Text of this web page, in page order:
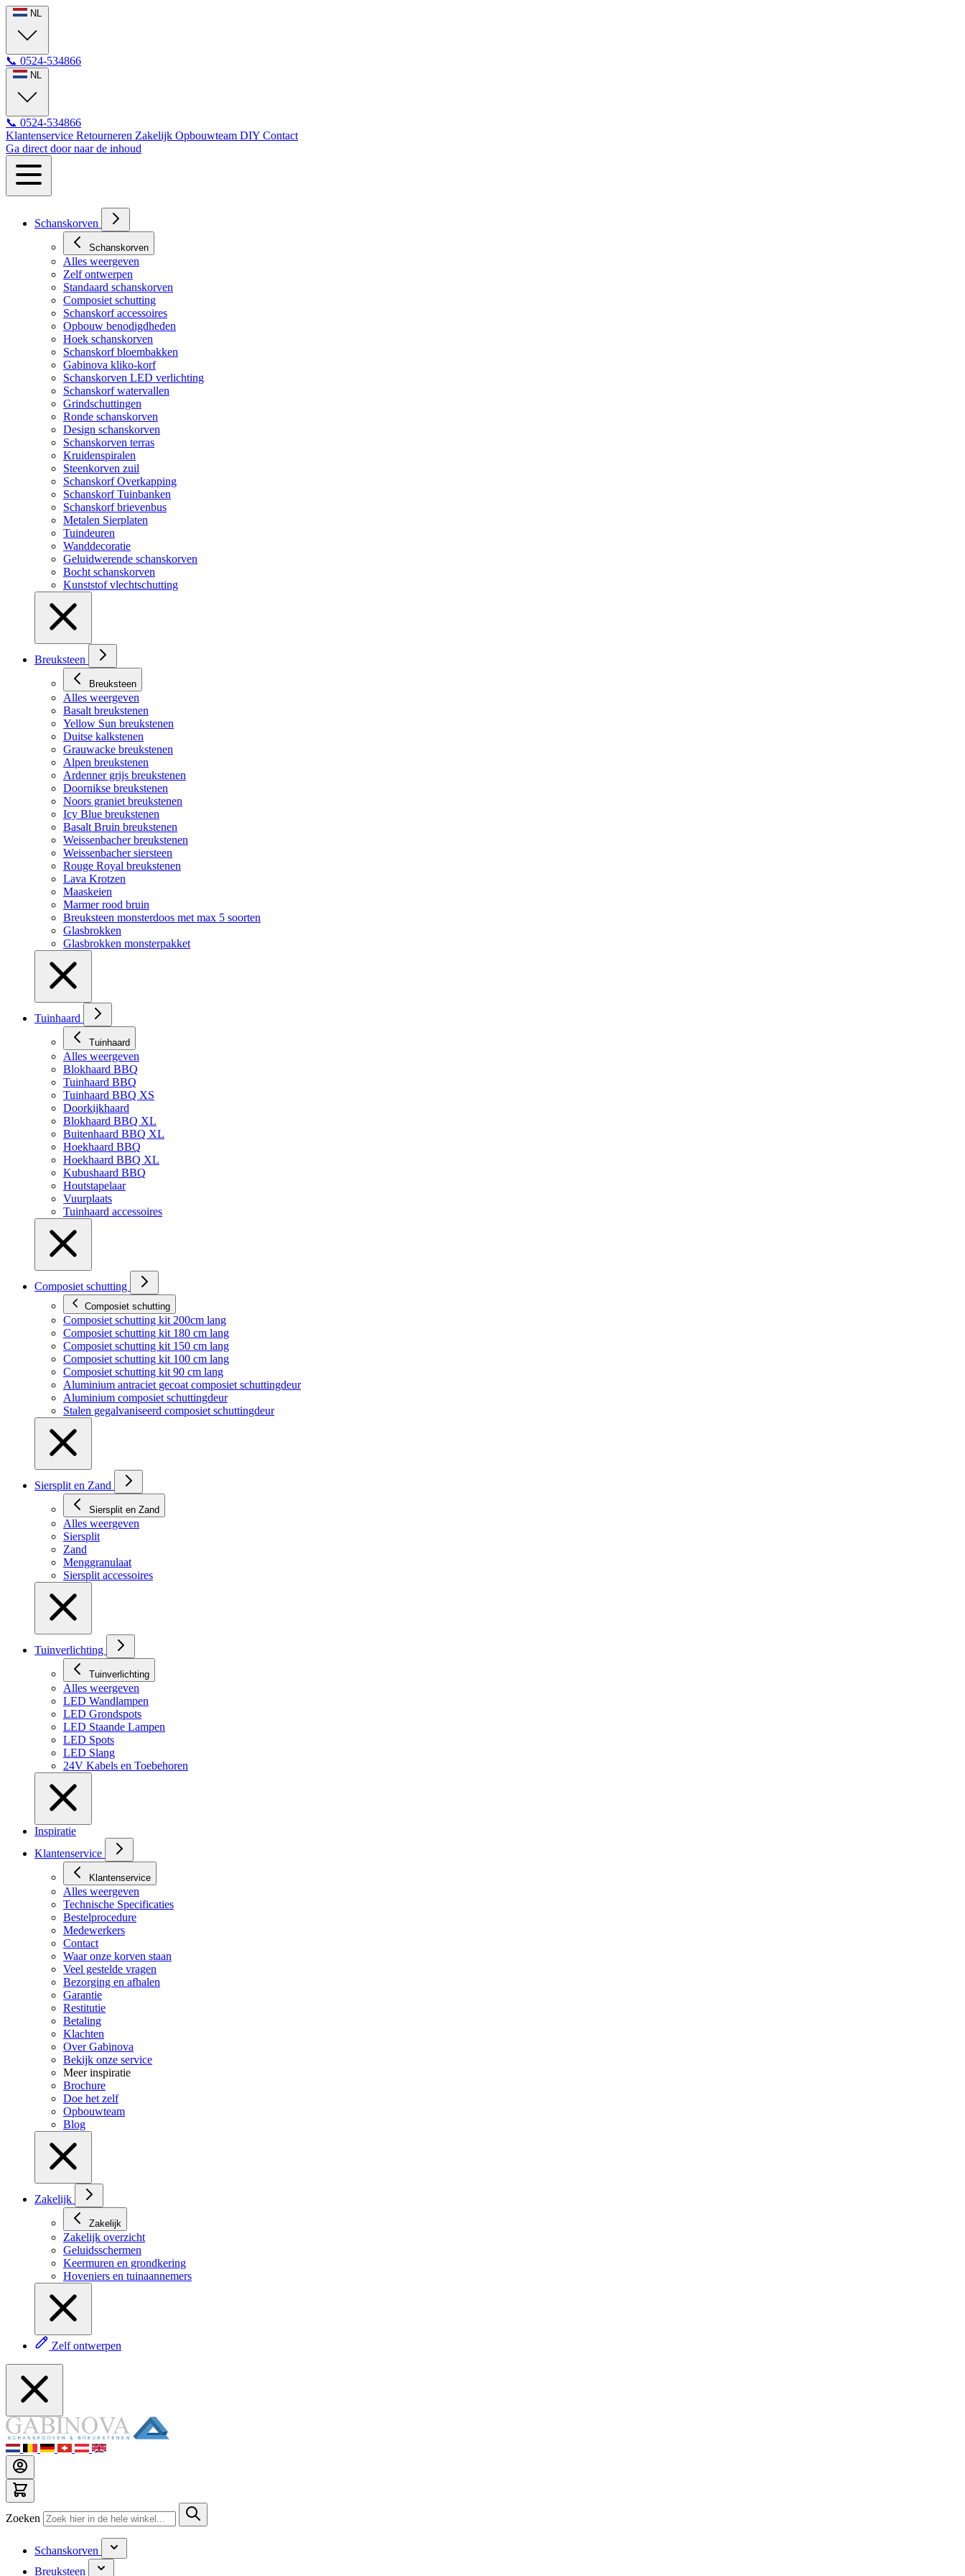
NL
📞 0524-534866
NL
📞 0524-534866
Klantenservice Retourneren Zakelijk Opbouwteam DIY Contact
Ga direct door naar de inhoud
Schanskorven
Schanskorven
Alles weergeven
Zelf ontwerpen
Standaard schanskorven
Composiet schutting
Schanskorf accessoires
Opbouw benodigdheden
Hoek schanskorven
Schanskorf bloembakken
Gabinova kliko-korf
Schanskorven LED verlichting
Schanskorf watervallen
Grindschuttingen
Ronde schanskorven
Design schanskorven
Schanskorven terras
Kruidenspiralen
Steenkorven zuil
Schanskorf Overkapping
Schanskorf Tuinbanken
Schanskorf brievenbus
Metalen Sierplaten
Tuindeuren
Wanddecoratie
Geluidwerende schanskorven
Bocht schanskorven
Kunststof vlechtschutting
Breuksteen
Breuksteen
Alles weergeven
Basalt breukstenen
Yellow Sun breukstenen
Duitse kalkstenen
Grauwacke breukstenen
Alpen breukstenen
Ardenner grijs breukstenen
Doornikse breukstenen
Noors graniet breukstenen
Icy Blue breukstenen
Basalt Bruin breukstenen
Weissenbacher breukstenen
Weissenbacher siersteen
Rouge Royal breukstenen
Lava Krotzen
Maaskeien
Marmer rood bruin
Breuksteen monsterdoos met max 5 soorten
Glasbrokken
Glasbrokken monsterpakket
Tuinhaard
Tuinhaard
Alles weergeven
Blokhaard BBQ
Tuinhaard BBQ
Tuinhaard BBQ XS
Doorkijkhaard
Blokhaard BBQ XL
Buitenhaard BBQ XL
Hoekhaard BBQ
Hoekhaard BBQ XL
Kubushaard BBQ
Houtstapelaar
Vuurplaats
Tuinhaard accessoires
Composiet schutting
Composiet schutting
Composiet schutting kit 200cm lang
Composiet schutting kit 180 cm lang
Composiet schutting kit 150 cm lang
Composiet schutting kit 100 cm lang
Composiet schutting kit 90 cm lang
Aluminium antraciet gecoat composiet schuttingdeur
Aluminium composiet schuttingdeur
Stalen gegalvaniseerd composiet schuttingdeur
Siersplit en Zand
Siersplit en Zand
Alles weergeven
Siersplit
Zand
Menggranulaat
Siersplit accessoires
Tuinverlichting
Tuinverlichting
Alles weergeven
LED Wandlampen
LED Grondspots
LED Staande Lampen
LED Spots
LED Slang
24V Kabels en Toebehoren
Inspiratie
Klantenservice
Klantenservice
Alles weergeven
Technische Specificaties
Bestelprocedure
Medewerkers
Contact
Waar onze korven staan
Veel gestelde vragen
Bezorging en afhalen
Garantie
Restitutie
Betaling
Klachten
Over Gabinova
Bekijk onze service
Meer inspiratie
Brochure
Doe het zelf
Opbouwteam
Blog
Zakelijk
Zakelijk
Zakelijk overzicht
Geluidsschermen
Keermuren en grondkering
Hoveniers en tuinaannemers
Zelf ontwerpen
Zoeken
Schanskorven
Breuksteen